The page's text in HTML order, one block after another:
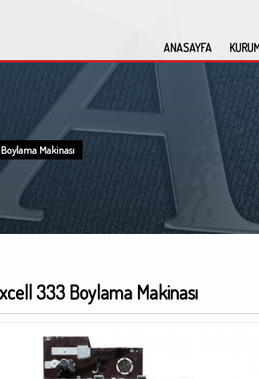
ANASAYFA
Makinası
333 Boylama Makinası